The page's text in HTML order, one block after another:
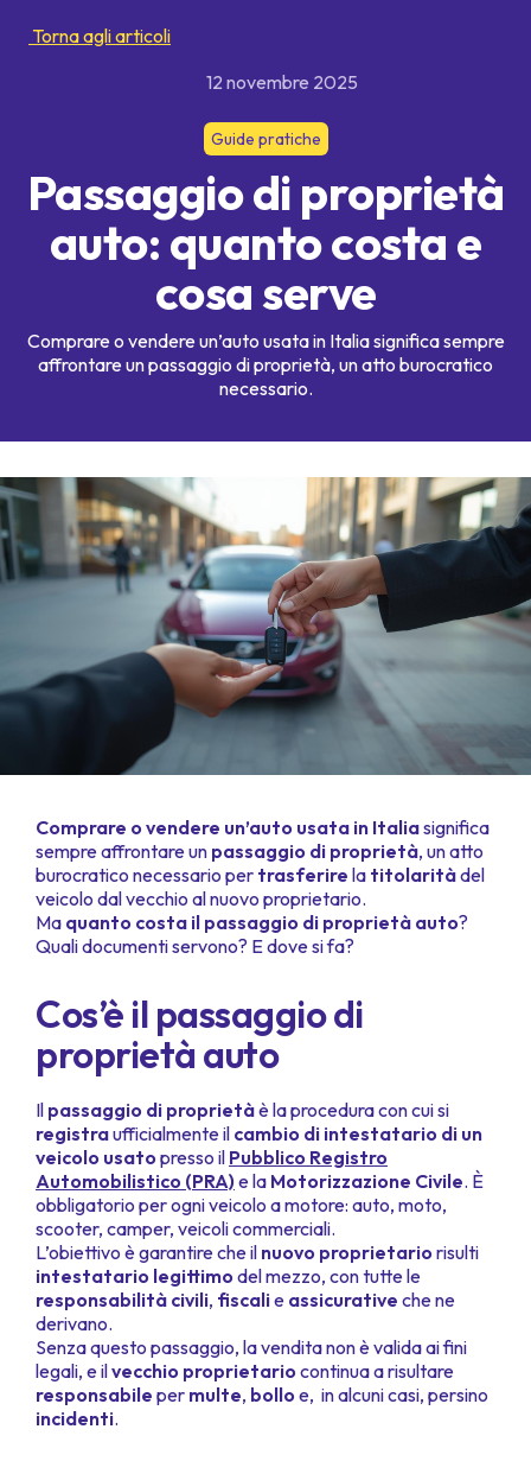
Torna agli articoli
12 novembre 2025
Guide pratiche
Passaggio di proprietà
auto: quanto costa e
cosa serve
Comprare o vendere un’auto usata in Italia significa sempre
affrontare un passaggio di proprietà, un atto burocratico
necessario.
Comprare o vendere un’auto usata in Italiasignifica
sempre affrontare un passaggio di proprietà, un atto
burocratico necessario per trasferire la titolaritàdel
veicolo dal vecchio al nuovo proprietario.
Ma quanto costa il passaggio di proprietà auto?
Quali documenti servono? E dove si fa?
Cos’è il passaggio di
proprietà auto
Il passaggio di proprietàè la procedura con cui si
registraufficialmente il cambio di intestatario di un
veicolo usato presso il Pubblico Registro
Automobilistico (PRA) e la Motorizzazione Civile. È
obbligatorio per ogni veicolo a motore: auto, moto,
scooter, camper, veicoli commerciali.
L’obiettivo è garantire che il nuovo proprietario risulti
intestatario legittimo del mezzo, con tutte le
responsabilità civili, fiscalie assicurative che ne
derivano.
Senza questo passaggio, la vendita non è valida ai fini
legali, e ilvecchio proprietario continua a risultare
responsabile per multe, bollo e, in alcuni casi, persino
incidenti.